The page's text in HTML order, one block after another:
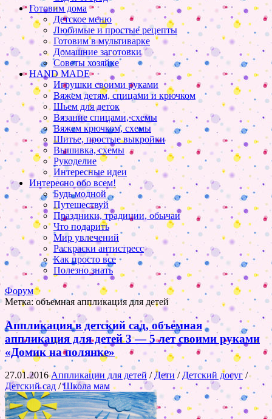
Готовим дома
Детское меню
Любимые и простые рецепты
Готовим в мультиварке
Домашние заготовки
Советы хозяйке
HAND MADE
Игрушки своими руками
Вяжем детям, спицами и крючком
Шьем для деток
Вязание спицами, схемы
Вяжем крючком, схемы
Шитье, простые выкройки
Вышивка, схемы
Рукоделие
Интересные идеи
Интересно обо всем!
Будь модной
Путешествуй
Праздники, традиции, обычаи
Что подарить
Мир увлечений
Раскраски антистресс
Как просто все
Полезно знать
Форум
Метка:объемная аппликация для детей
Аппликация в детский сад, объемная
аппликация для детей 3 — 5 лет своими руками
«Домик на полянке»
27.01.2016Аппликации для детей /Дети /Детский досуг /
Детский сад /Школа мам